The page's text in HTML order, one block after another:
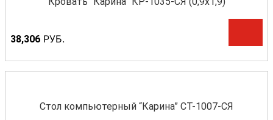
38,306 РУБ.
Стол компьютерный “Карина” СТ-1007-СЯ